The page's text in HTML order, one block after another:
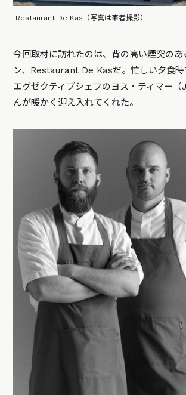
Restaurant De Kas（写真は筆者撮影）
今回取材に訪れたのは、背の高い煙突のあ
ン、Restaurant De Kasだ。忙しい夕食時
エグゼクティブシェフのヨス・ティマー
んが暖かく迎え入れてくれた。